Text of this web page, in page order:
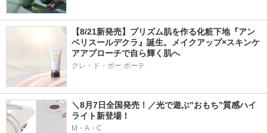
【8/21新発売】プリズム肌を作る化粧下地『アン
ベリスールデクラ』誕生。メイクアップ×スキンケ
アアプローチで自ら輝く肌へ
クレ・ド・ポー ボーテ
＼8月7日全国発売！／光で遊ぶ”おもち”質感ハイ
ライト新登場！
M・A・C